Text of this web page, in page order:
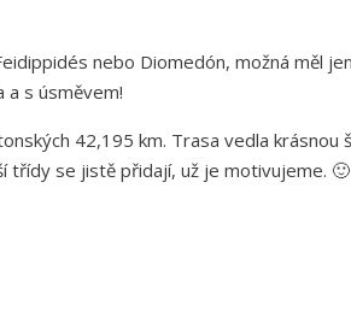
nebo Diomedón, možná měl
a s úsměvem!
42,195 km. Trasa vedla krásnou
třídy se jistě přidají, už je motivujeme. 🙂